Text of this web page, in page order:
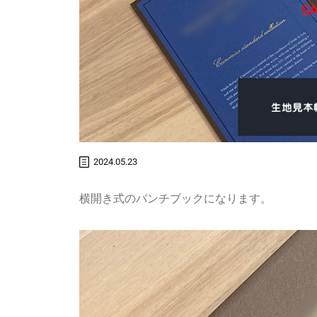
2024.05.23
横開き式のバンチブックになります。